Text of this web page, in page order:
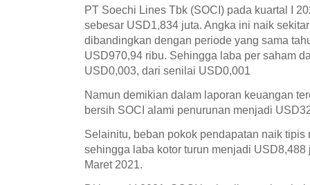
PT Soechi Lines Tbk (SOCI) pada kuartal I
sebesar USD1,834 juta. Angka ini naik
dibandingkan dengan periode yang sama
USD970,94 ribu. Sehingga laba per saham
USD0,003, dari senilai USD0,001
Namun demikian dalam laporan keuangan
bersih SOCI alami penurunan menjadi
Selainitu, beban pokok pendapatan naik
sehingga laba kotor turun menjadi
Maret 2021.